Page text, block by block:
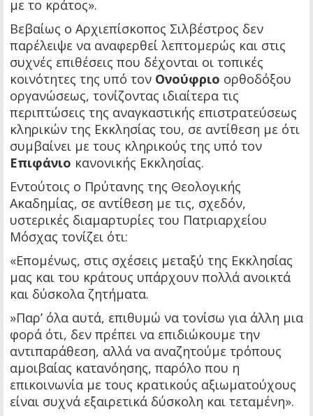
με το κράτος».
Βεβαίως ο Αρχιεπίσκοπος Σιλβέστρος δεν
παρέλειψε να αναφερθεί λεπτομερώς και στις
συχνές επιθέσεις που δέχονται οι τοπικές
κοινότητες της υπό τον Ονούφριο ορθοδόξου
οργανώσεως, τονίζοντας ιδιαίτερα τις
περιπτώσεις της αναγκαστικής επιστρατεύσεως
κληρικών της Εκκλησίας του, σε αντίθεση με ότι
συμβαίνει με τους κληρικούς της υπό τον
Επιφάνιο κανονικής Εκκλησίας.
Εντούτοις ο Πρύτανης της Θεολογικής
Ακαδημίας, σε αντίθεση με τις, σχεδόν,
υστερικές διαμαρτυρίες του Πατριαρχείου
Μόσχας τονίζει ότι:
«Επομένως, στις σχέσεις μεταξύ της Εκκλησίας
μας και του κράτους υπάρχουν πολλά ανοικτά
και δύσκολα ζητήματα.
»Παρ’ όλα αυτά, επιθυμώ να τονίσω για άλλη μια
φορά ότι, δεν πρέπει να επιδιώκουμε την
αντιπαράθεση, αλλά να αναζητούμε τρόπους
αμοιβαίας κατανόησης, παρόλο που η
επικοινωνία με τους κρατικούς αξιωματούχους
είναι συχνά εξαιρετικά δύσκολη και τεταμένη».